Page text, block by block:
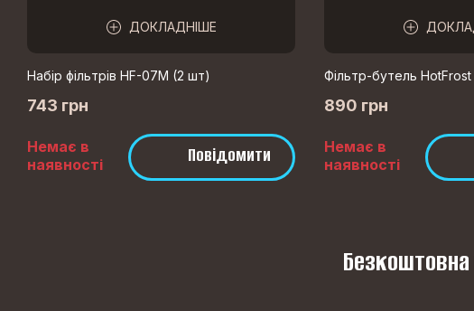
ДОКЛАДНІШЕ
Набір фільтрів HF-07M (2 шт) Фільтр-бутель
743 грн
Немає в
наявності
Повідомити
890 грн
Немає в
наявності
Безкоштовна